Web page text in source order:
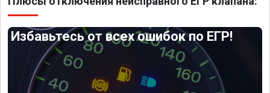
Избавьтесь от всех ошибок по ЕГР!